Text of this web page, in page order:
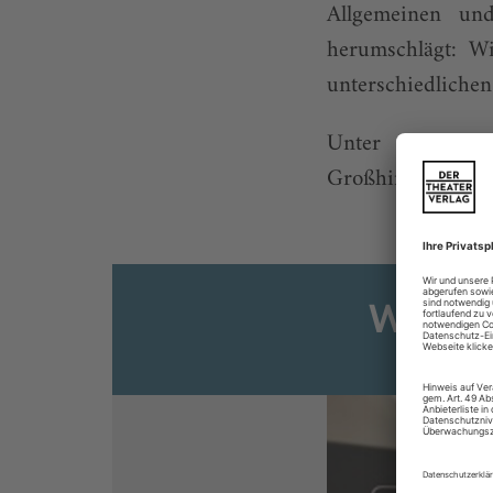
Allgemeinen
herumschlägt:
Unter
Großhirnrinden